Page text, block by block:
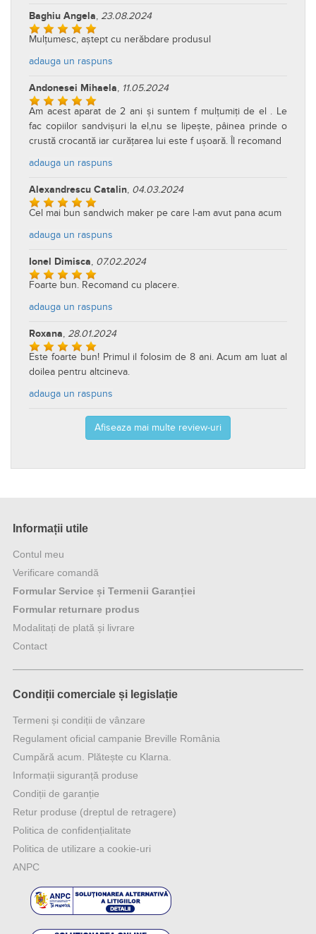
Baghiu Angela, 23.08.2024
Mulțumesc, aștept cu nerăbdare produsul
adauga un raspuns
Andonesei Mihaela, 11.05.2024
Am acest aparat de 2 ani și suntem f mulțumiți de el . Le
fac copiilor sandvișuri la el,nu se lipește, pâinea prinde o
crustă crocantă iar curățarea lui este f ușoară. Îl recomand
adauga un raspuns
Alexandrescu Catalin, 04.03.2024
Cel mai bun sandwich maker pe care l-am avut pana acum
adauga un raspuns
Ionel Dimisca, 07.02.2024
Foarte bun. Recomand cu placere.
adauga un raspuns
Roxana, 28.01.2024
Este foarte bun! Primul il folosim de 8 ani. Acum am luat al
doilea pentru altcineva.
adauga un raspuns
Afiseaza mai multe review-uri
Informații utile
Contul meu
Verificare comandă
Formular Service și Termenii Garanției
Formular returnare produs
Modalitați de plată și livrare
Contact
Condiții comerciale și legislație
Termeni și condiții de vânzare
Regulament oficial campanie Breville România
Cumpără acum. Plătește cu Klarna.
Informații siguranță produse
Condiții de garanție
Retur produse (dreptul de retragere)
Politica de confidențialitate
Politica de utilizare a cookie-uri
ANPC